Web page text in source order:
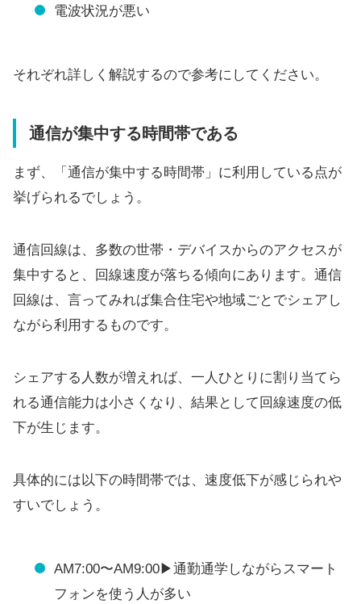
電波状況が悪い
それぞれ詳しく解説するので参考にしてください。
通信が集中する時間帯である
まず、「通信が集中する時間帯」に利用している点が
挙げられるでしょう。
通信回線は、多数の世帯・デバイスからのアクセスが
集中すると、回線速度が落ちる傾向にあります。通信
回線は、言ってみれば集合住宅や地域ごとでシェアし
ながら利用するものです。
シェアする人数が増えれば、一人ひとりに割り当てら
れる通信能力は小さくなり、結果として回線速度の低
下が生じます。
具体的には以下の時間帯では、速度低下が感じられや
すいでしょう。
AM7:00〜AM9:00▶︎通勤通学しながらスマート
フォンを使う人が多い